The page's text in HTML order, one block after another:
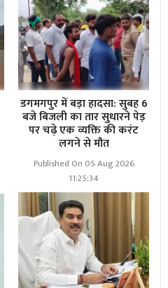
डगमगपुर में बड़ा हादसा: सुबह 6
बजे बिजली का तार सुधारने पेड़
पर चढ़े एक व्यक्ति की करंट
लगने से मौत
Published On 05 Aug 2026
11:25:34